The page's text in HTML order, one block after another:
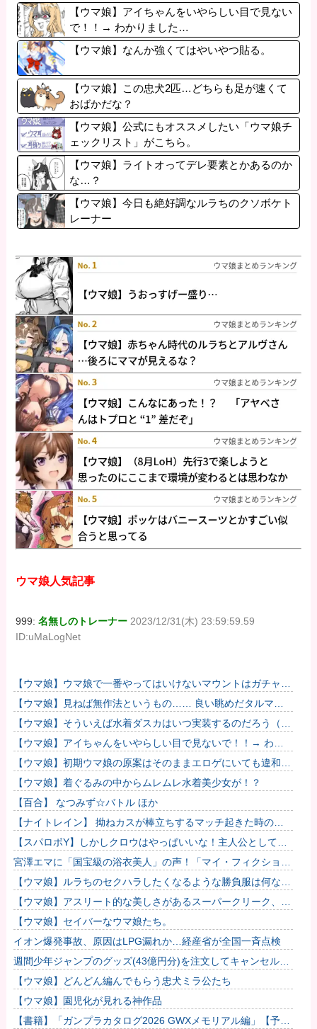
【ウマ娘】アイちゃんをいやらしい目で見ない
で！！→ わかりました…
【ウマ娘】なんか強くてはやいやつ貼る。
【ウマ娘】この忠犬2匹…どちらも足が速くて
おばかだな？
【ウマ娘】公式にもオススメしたい「ウマ娘チ
ェックリスト」がこちら。
【ウマ娘】ライトオってデレ要素とかあるのか
な…？
【ウマ娘】今日も絶好調なルラちのクソボケト
レーナー
ウマ娘人気記事
999:名無しのトレーナー 2023/12/31(木) 23:59:59.59
ID:uMaLogNet
【ウマ娘】ウマ娘で一番やってはいけないマウントはガチャで
も育成でもグッズでもなく、これ。
【ウマ娘】見ねば無作法というもの…… 良い眺めだタルマ
エ…（殴
【ウマ娘】そういえば水着ダスカはいつ実装するのだろう（ﾃﾞ
ｯｯｯ
【ウマ娘】アイちゃんをいやらしい目で見ないで！！→ わか
りました…
【ウマ娘】初期ウマ娘の原案はそのままエロゲにいても違和感
がないんだ。
【ウマ娘】着ぐるみの中からムレムレ水着美少女が！？
【百合】 なつみず☆バトル ほか
【ナイトレイン】 拗ねカスが棒立ちするマッチ起きた時の対
処法
【スパロボY】しかしクロウはやっぱいいな！主人公として魅
力的すぎる…！
宮澤エマに「国宝級の浴衣美人」の声！「マイ・フィクショ
ン」イベントで魅せた透明感【画像】
【ウマ娘】ルラちのセクハラしたくなるような勝負服は何なん
だろうね
【ウマ娘】アスリート的な美しさがあるスーパークリーク、い
いよね…
【ウマ娘】セイバーなウマ娘たち。
イオン爆発事故、原因はLPG漏れか…経産省が全国一斉点検
週間少年ジャンプのグッズ(43億円分)を注文してキャンセルし
た32歳女が逮捕
【ウマ娘】どんどん編んでもらう忠犬ミラ公たち
【ウマ娘】園児化が見れる神作品
【書籍】「ガンプラカタログ2026 GWXメモリアル編」【予約